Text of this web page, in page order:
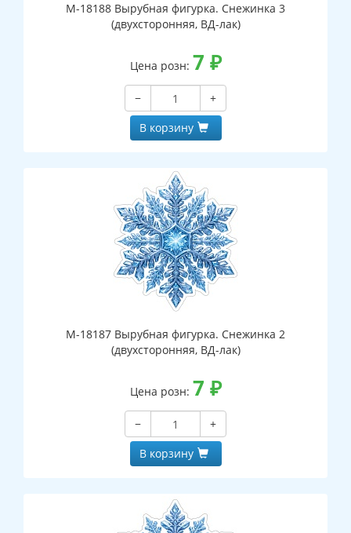
М-18188 Вырубная фигурка. Снежинка 3
(двухсторонняя, ВД-лак)
Цена розн: 7 ₽
−
+
В корзину
М-18187 Вырубная фигурка. Снежинка 2
(двухсторонняя, ВД-лак)
Цена розн: 7 ₽
−
+
В корзину